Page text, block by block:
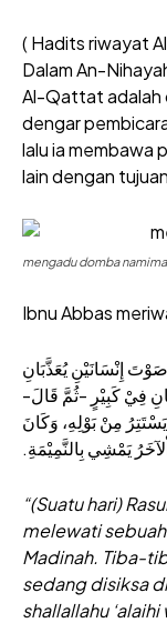
( Hadits riwayat
Dalam An-
Al-Qattat adalah
dengar
lalu ia membawa
lain dengan
mengadu domba
Ibnu Abbas
إِنْسَانَيْنِ يُعَذَّبَانِ
فِيْ كَبِيْرٍ -ثُمَّ قَالَ-
مِنْ بَوْلِهِ، وَكَانَ
يَمْشِي بِالنَّمِيْمَةِ.
“(Suatu hari)
melewati
Madinah. Tiba-
sedang disiksa
shallallahu